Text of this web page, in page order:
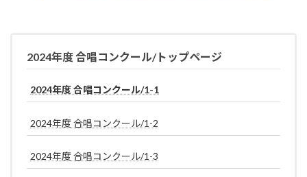
2024年度 合唱コンクール/トップページ
2024年度 合唱コンクール/1-1
2024年度 合唱コンクール/1-2
2024年度 合唱コンクール/1-3